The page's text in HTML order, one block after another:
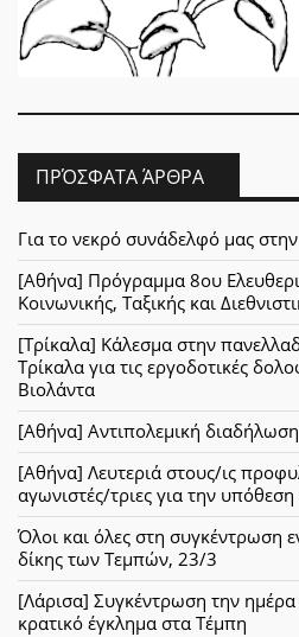
ΠΡΌΣΦΑΤΑ ΆΡΘΡΑ
Για το νεκρό συνάδελφό μας
[Αθήνα] Πρόγραμμα 8ου
Κοινωνικής, Ταξικής και
[Τρίκαλα] Κάλεσμα στην
Τρίκαλα για τις εργοδοτικές
Βιολάντα
[Αθήνα] Αντιπολεμική διαδήλωση
[Αθήνα] Λευτεριά στους/ις
αγωνιστές/τριες για την
Όλοι και όλες στη συγκέντρωση
δίκης των Τεμπών, 23/3
[Λάρισα] Συγκέντρωση την ημέρα
κρατικό έγκλημα στα Τέμπη